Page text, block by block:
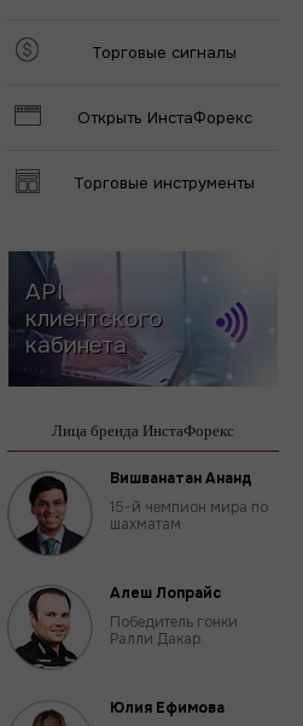
Торговые сигналы
Открыть ИнстаФорекс
Торговые инструменты
API
клиентского
кабинета
Лица бренда ИнстаФорекс
Вишванатан Ананд
15-й чемпион мира по
шахматам
Алеш Лопрайс
Победитель гонки
Ралли Дакар.
Юлия Ефимова